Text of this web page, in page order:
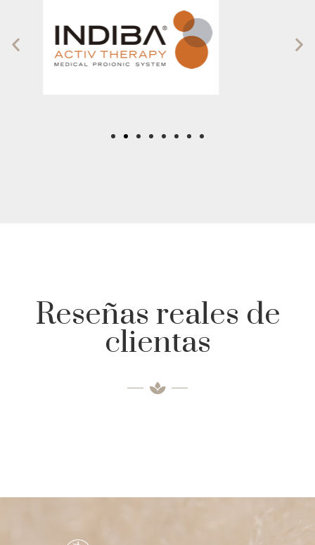
Reseñas reales de
clientas